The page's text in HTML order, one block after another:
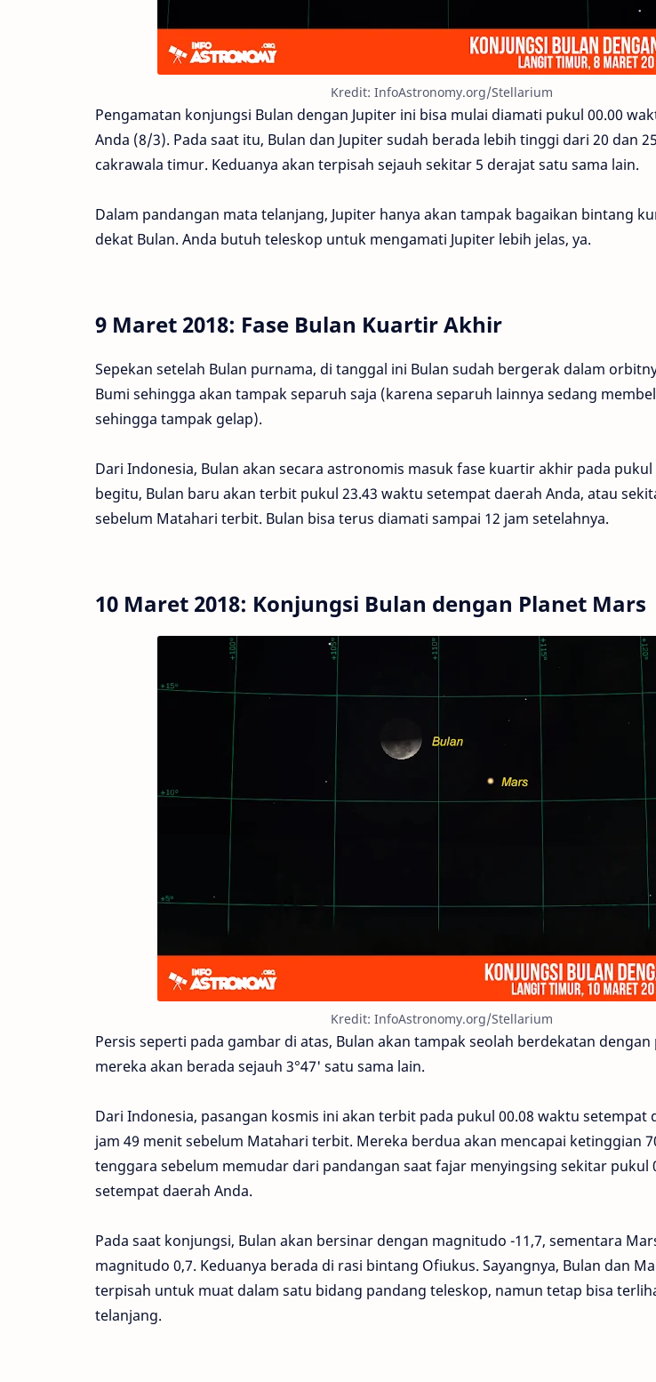
Kredit: InfoAstronomy.org/Stellarium
Pengamatan konjungsi Bulan dengan Jupiter ini bisa mulai diamati pukul 00.00
Anda (8/3). Pada saat itu, Bulan dan Jupiter sudah berada lebih tinggi dari 20 dan
cakrawala timur. Keduanya akan terpisah sejauh sekitar 5 derajat satu sama lain.
Dalam pandangan mata telanjang, Jupiter hanya akan tampak bagaikan bintang
dekat Bulan. Anda butuh teleskop untuk mengamati Jupiter lebih jelas, ya.
9 Maret 2018: Fase Bulan Kuartir Akhir
Sepekan setelah Bulan purnama, di tanggal ini Bulan sudah bergerak dalam
Bumi sehingga akan tampak separuh saja (karena separuh lainnya sedang
sehingga tampak gelap).
Dari Indonesia, Bulan akan secara astronomis masuk fase kuartir akhir pada pukul
begitu, Bulan baru akan terbit pukul 23.43 waktu setempat daerah Anda, atau
sebelum Matahari terbit. Bulan bisa terus diamati sampai 12 jam setelahnya.
10 Maret 2018: Konjungsi Bulan dengan Planet Mars
Kredit: InfoAstronomy.org/Stellarium
Persis seperti pada gambar di atas, Bulan akan tampak seolah berdekatan dengan
mereka akan berada sejauh 3°47' satu sama lain.
Dari Indonesia, pasangan kosmis ini akan terbit pada pukul 00.08 waktu setempat
jam 49 menit sebelum Matahari terbit. Mereka berdua akan mencapai ketinggian
tenggara sebelum memudar dari pandangan saat fajar menyingsing sekitar pukul
setempat daerah Anda.
Pada saat konjungsi, Bulan akan bersinar dengan magnitudo -11,7, sementara
magnitudo 0,7. Keduanya berada di rasi bintang Ofiukus. Sayangnya, Bulan dan
terpisah untuk muat dalam satu bidang pandang teleskop, namun tetap bisa
telanjang.